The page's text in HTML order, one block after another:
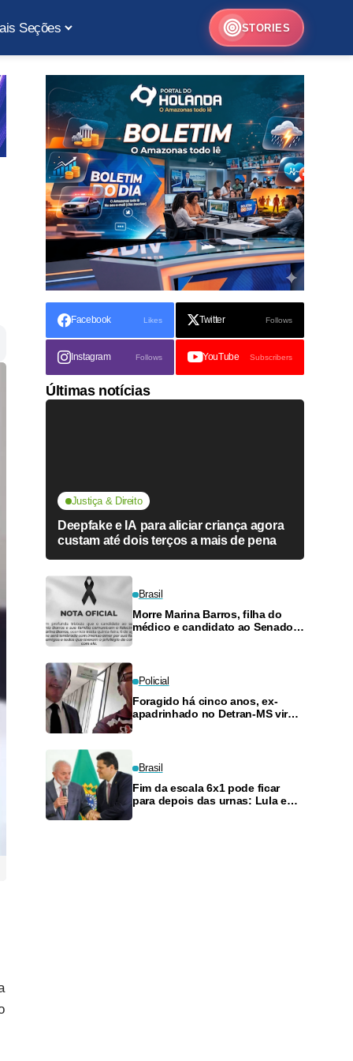
Seções STORIES
Facebook Likes Twitter Follows
Instagram Follows YouTube Subscribers
Últimas notícias
Justiça & Direito
Deepfake e IA para aliciar criança agora
custam até dois terços a mais de pena
Brasil
Morre Marina Barros, filha do
médico e candidato ao Senado
Policial
Foragido há cinco anos, ex-
apadrinhado no Detran-MS vira
Brasil
Fim da escala 6x1 pode ficar
para depois das urnas: Lula e